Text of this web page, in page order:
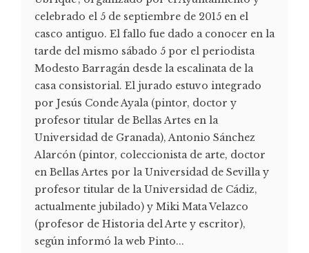
celebrado el 5 de septiembre de 2015 en el
casco antiguo. El fallo fue dado a conocer en la
tarde del mismo sábado 5 por el periodista
Modesto Barragán desde la escalinata de la
casa consistorial. El jurado estuvo integrado
por Jesús Conde Ayala (pintor, doctor y
profesor titular de Bellas Artes en la
Universidad de Granada), Antonio Sánchez
Alarcón (pintor, coleccionista de arte, doctor
en Bellas Artes por la Universidad de Sevilla y
profesor titular de la Universidad de Cádiz,
actualmente jubilado) y Miki Mata Velazco
(profesor de Historia del Arte y escritor),
según informó la web Pinto...